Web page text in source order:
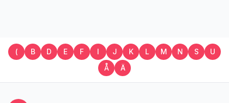
( B D E F I J K L M N S
U
Å
Ä